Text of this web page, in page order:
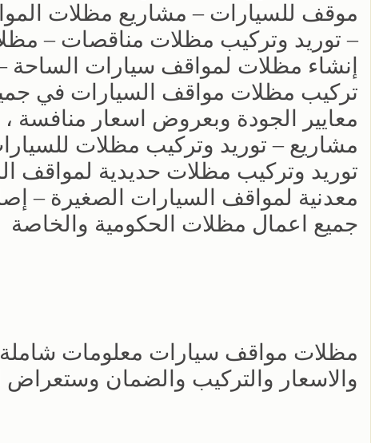
موقف للسيارات – مشاريع مظلات
– توريد وتركيب مظلات مناقصات –
إنشاء مظلات لمواقف سيارات الساحة
تركيب مظلات مواقف السيارات في
معايير الجودة وبعروض اسعار منافسة ،
مشاريع – توريد وتركيب مظلات
توريد وتركيب مظلات حديدية لمواقف
معدنية لمواقف السيارات الصغيرة –
جميع اعمال مظلات الحكومية والخاصة
مظلات مواقف سيارات معلومات شاملة
والاسعار والتركيب والضمان